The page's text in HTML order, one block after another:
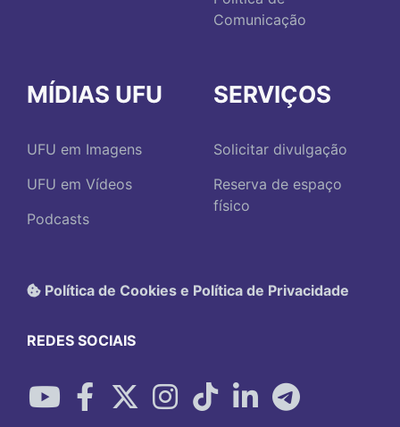
Comunicação
MÍDIAS UFU
UFU em Imagens
UFU em Vídeos
Podcasts
SERVIÇOS
Solicitar divulgação
Reserva de espaço
físico
Política de Cookies e Política de Privacidade
REDES SOCIAIS